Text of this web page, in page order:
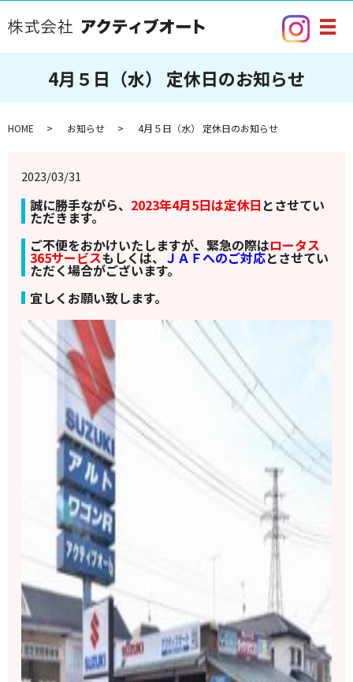
メ
4月５日（水） 定休日のお知らせ
HOME お知らせ 4月５日（水） 定休日のお知らせ
2023/03/31
誠に勝手ながら、 2023年4月5日は定休日 とさせてい
ただきます。
ご不便をおかけいたしますが、緊急の際はロータス
365サービスもしくは、ＪＡＦへのご対応とさせてい
ただく場合がございます。
宜しくお願い致します。